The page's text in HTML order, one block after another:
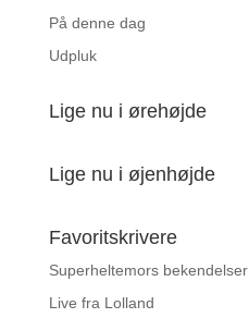
På denne dag
Udpluk
Lige nu i ørehøjde
Lige nu i øjenhøjde
Favoritskrivere
Superheltemors bekendelser
Live fra Lolland